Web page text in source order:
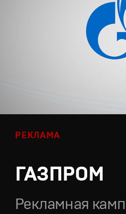
РЕКЛАМА
ГАЗПРОМ
Рекламная